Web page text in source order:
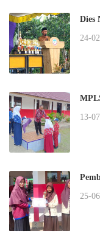
Dies
24-
13-
25-